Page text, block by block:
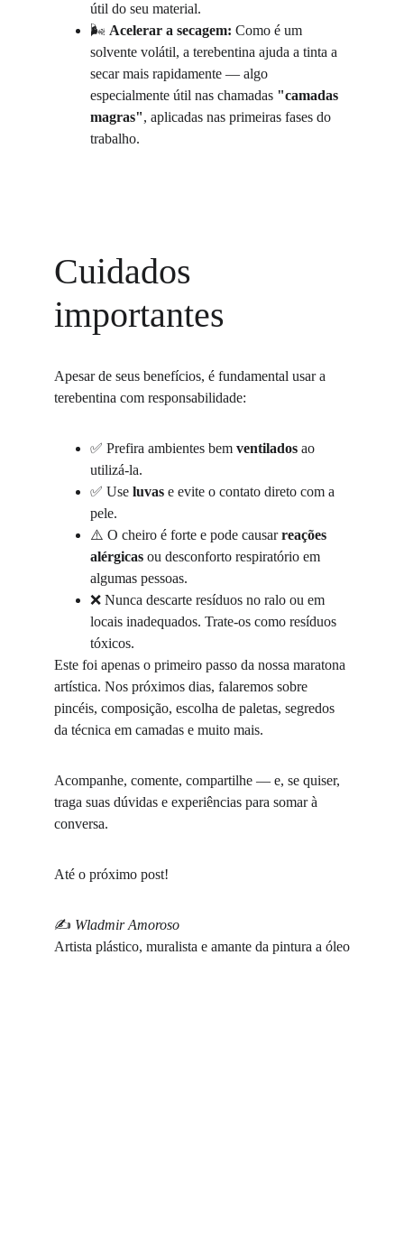
útil do seu material.
🌬️ Acelerar a secagem: Como é um
solvente volátil, a terebentina ajuda a tinta a
secar mais rapidamente — algo
especialmente útil nas chamadas "camadas
magras", aplicadas nas primeiras fases do
trabalho.
Cuidados
importantes
Apesar de seus benefícios, é fundamental usar a
terebentina com responsabilidade:
✅ Prefira ambientes bem ventilados ao
utilizá-la.
✅ Use luvas e evite o contato direto com a
pele.
⚠️ O cheiro é forte e pode causar reações
alérgicas ou desconforto respiratório em
algumas pessoas.
❌ Nunca descarte resíduos no ralo ou em
locais inadequados. Trate-os como resíduos
tóxicos.
Este foi apenas o primeiro passo da nossa maratona
artística. Nos próximos dias, falaremos sobre
pincéis, composição, escolha de paletas, segredos
da técnica em camadas e muito mais.
Acompanhe, comente, compartilhe — e, se quiser,
traga suas dúvidas e experiências para somar à
conversa.
Até o próximo post!
✍️ Wladmir Amoroso
Artista plástico, muralista e amante da pintura a óleo